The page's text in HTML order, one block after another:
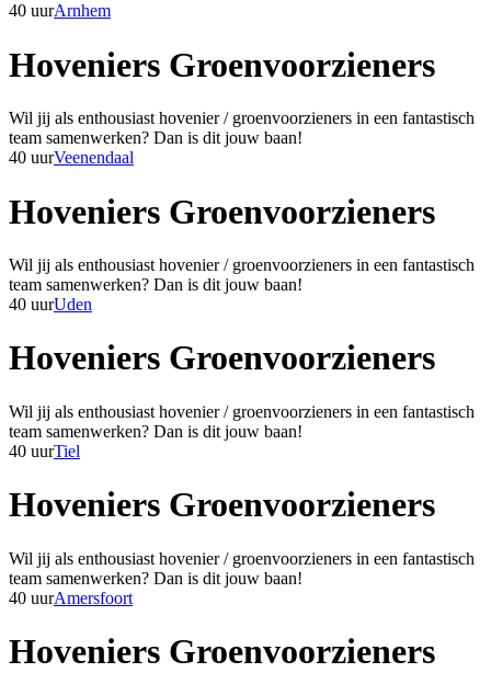
40 uurArnhem
Hoveniers Groenvoorzieners
Wil jij als enthousiast hovenier / groenvoorzieners in een fantastisch
team samenwerken? Dan is dit jouw baan!
40 uurVeenendaal
Hoveniers Groenvoorzieners
Wil jij als enthousiast hovenier / groenvoorzieners in een fantastisch
team samenwerken? Dan is dit jouw baan!
40 uurUden
Hoveniers Groenvoorzieners
Wil jij als enthousiast hovenier / groenvoorzieners in een fantastisch
team samenwerken? Dan is dit jouw baan!
40 uurTiel
Hoveniers Groenvoorzieners
Wil jij als enthousiast hovenier / groenvoorzieners in een fantastisch
team samenwerken? Dan is dit jouw baan!
40 uurAmersfoort
Hoveniers Groenvoorzieners